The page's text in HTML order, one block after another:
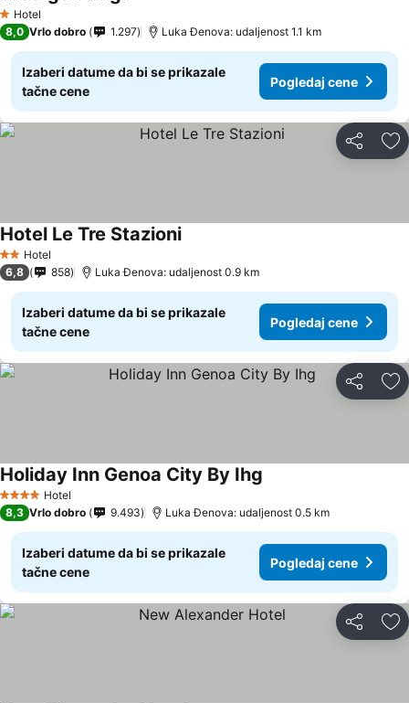
1 Zvezdice
Hotel
Pogledaj cene
8,0 Vrlo dobro 1.297 Luka Đenova: udaljenost 1.1 km
Izaberi datume da bi se prikazale
tačne cene
Pogledaj cene
Deli
2 Zvezdice
Hotel
Hotel Le Tre StazioniPogledaj cene
6,8 858 Luka Đenova: udaljenost 0.9 km
Izaberi datume da bi se prikazale
tačne cene
Pogledaj cene
Deli
4 ZvezdiceHotel
Holiday Inn Genoa City By Ihg
8,3 Vrlo dobro 9.493 Luka Đenova: udaljenost 0.5 km
Izaberi datume da bi se prikazale
tačne cene
Pogledaj cene
Deli